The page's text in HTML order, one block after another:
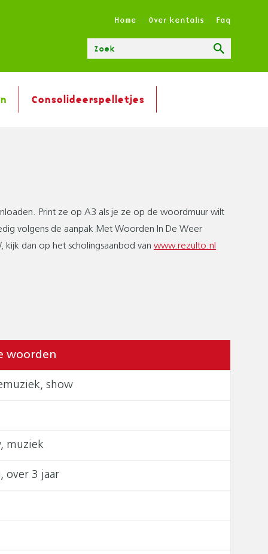
P
M
E
U
Home Over kentalis Faq
Zoeken
Consolideerspelletjes
Print ze op A3 als je ze op de woordmuur wilt
volgens de aanpak Met Woorden In De Weer
dan op het scholingsaanbod van www.rezulto.nl
woorden
show
muziek
over 3 jaar